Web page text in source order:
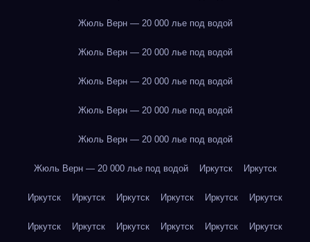
Жюль Верн — 20 000 лье под водой
Жюль Верн — 20 000 лье под водой
Жюль Верн — 20 000 лье под водой
Жюль Верн — 20 000 лье под водой
Жюль Верн — 20 000 лье под водой
Жюль Верн — 20 000 лье под водой Иркутск Иркутск
Иркутск Иркутск Иркутск Иркутск Иркутск Иркутск
Иркутск Иркутск Иркутск Иркутск Иркутск Иркутск